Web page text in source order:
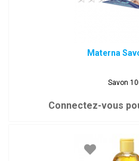
Materna
Savon
Connectez-vous